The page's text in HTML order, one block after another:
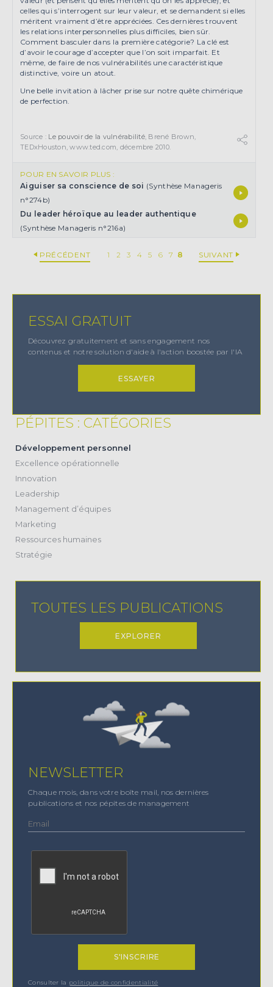
celles qui s’interrogent sur leur valeur, et se demandent si elles
méritent vraiment d’être appréciées. Ces dernières trouvent
les relations interpersonnelles plus difficiles, bien sûr.
Comment basculer dans la première catégorie? La clé est
d’avoir le courage d’accepter que l’on soit imparfait. Et
même, de faire de nos vulnérabilités une caractéristique
distinctive, voire un atout.
Une belle invitation à lâcher prise sur notre quête chimérique
de perfection.
Source : Le pouvoir de la vulnérabilité, Brené Brown,
TEDxHouston, www.ted.com, décembre 2010.
POUR EN SAVOIR PLUS :
Aiguiser sa conscience de soi (Synthèse Manageris
n°274b)
Du leader héroïque au leader authentique
(Synthèse Manageris n°216a)
PRÉCÉDENT 1 2 3 4 5 6 7 8 SUIVANT
ESSAI GRATUIT
Découvrez gratuitement et sans engagement nos
contenus et notre solution d'aide à l'action boostée par l'IA
ESSAYER
PÉPITES : CATÉGORIES
Développement personnel
Excellence opérationnelle
Innovation
Leadership
Management d’équipes(28)
Marketing
Ressources humaines(24)
Stratégie
TOUTES LES PUBLICATIONS
EXPLORER
NEWSLETTER
Chaque mois, dans votre boîte mail, nos dernières
publications et nos pépites de management
Consulter la politique de confidentialité